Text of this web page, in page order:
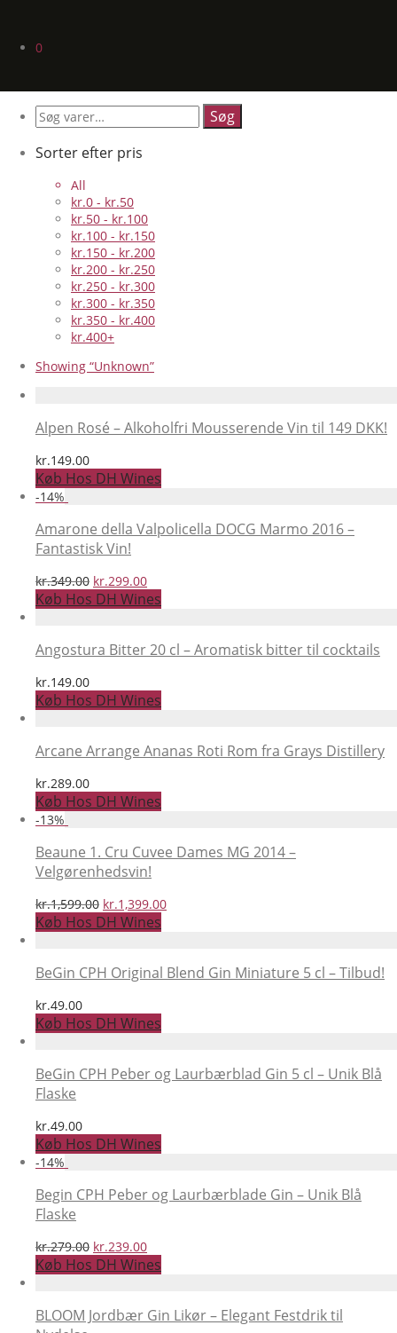
0
Søg
efter:
Sorter efter pris
All
kr.0 - kr.50
kr.50 - kr.100
kr.100 - kr.150
kr.150 - kr.200
kr.200 - kr.250
kr.250 - kr.300
kr.300 - kr.350
kr.350 - kr.400
kr.400+
Showing “Unknown”
Alpen Rosé – Alkoholfri Mousserende Vin til 149 DKK!
kr.149.00
Køb Hos DH Wines
-14%
Amarone della Valpolicella DOCG Marmo 2016 –
Fantastisk Vin!
kr.349.00 Den
oprindelige
pris
kr.349.00.
kr.299.00Den
aktuelle
pris
kr.299.00.
Køb Hos DH Wines
Angostura Bitter 20 cl – Aromatisk bitter til cocktails
kr.149.00
Køb Hos DH Wines
Arcane Arrange Ananas Roti Rom fra Grays Distillery
kr.289.00
Køb Hos DH Wines
-13%
Beaune 1. Cru Cuvee Dames MG 2014 –
Velgørenhedsvin!
kr.1,599.00 Den
oprindelige
pris
kr.1,599.00.
kr.1,399.00Den
kr.1,399.00.
Køb Hos DH Wines
BeGin CPH Original Blend Gin Miniature 5 cl – Tilbud!
kr.49.00
Køb Hos DH Wines
BeGin CPH Peber og Laurbærblad Gin 5 cl – Unik Blå
Flaske
kr.49.00
Køb Hos DH Wines
-14%
Begin CPH Peber og Laurbærblade Gin – Unik Blå
Flaske
kr.279.00 Den
oprindelige
pris
kr.279.00.
kr.239.00Den
aktuelle
pris
kr.239.00.
Køb Hos DH Wines
BLOOM Jordbær Gin Likør – Elegant Festdrik til